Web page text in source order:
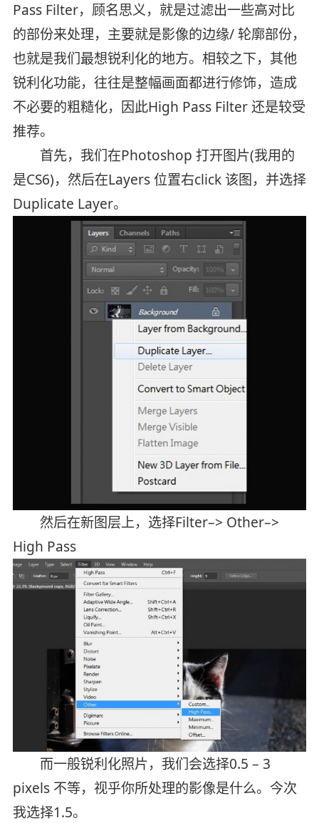
Pass Filter，顾名思义，就是过滤出一些高对比
的部份来处理，主要就是影像的边缘/ 轮廓部份，
也就是我们最想锐利化的地方。相较之下，其他
锐利化功能，往往是整幅画面都进行修饰，造成
不必要的粗糙化，因此High Pass Filter 还是较受
推荐。
首先，我们在Photoshop 打开图片(我用的
是CS6)，然后在Layers 位置右click 该图，并选择
Duplicate Layer。
然后在新图层上，选择Filter–> Other–>
High Pass
而一般锐利化照片，我们会选择0.5 – 3
pixels 不等，视乎你所处理的影像是什么。今次
我选择1.5。